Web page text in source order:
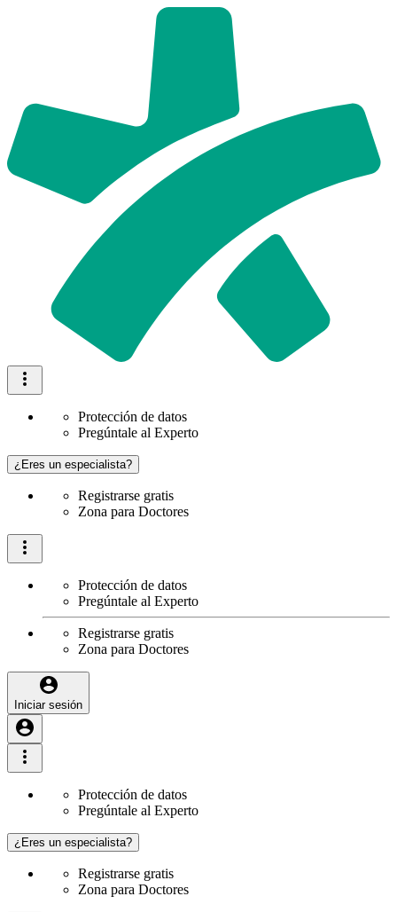
Protección de datos
Pregúntale al Experto
¿Eres un especialista?
Registrarse gratis
Zona para Doctores
Protección de datos
Pregúntale al Experto
Registrarse gratis
Zona para Doctores
Iniciar sesión
Protección de datos
Pregúntale al Experto
¿Eres un especialista?
Registrarse gratis
Zona para Doctores